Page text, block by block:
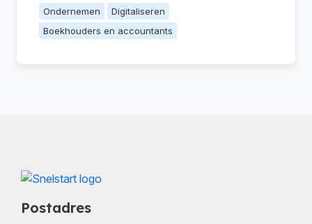
Ondernemen
Digitaliseren
Boekhouders en accountants
Postadres